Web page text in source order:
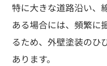
特に大きな道路沿い、
ある場合には、頻繁に
るため、外壁塗装のひ
あります。